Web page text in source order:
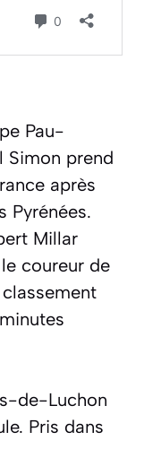
Pau-
Simon prend
après
Pyrénées.
Millar
coureur de
de-Luchon
Pris dans